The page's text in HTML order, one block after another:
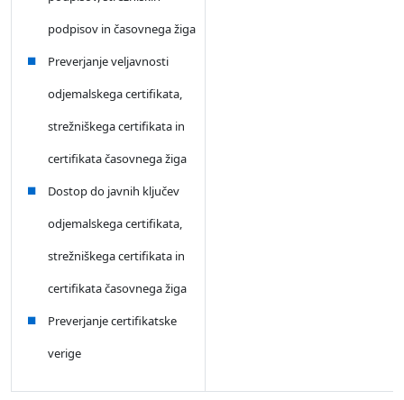
podpisov in časovnega žiga
Preverjanje veljavnosti
odjemalskega certifikata,
strežniškega certifikata in
certifikata časovnega žiga
Dostop do javnih ključev
odjemalskega certifikata,
strežniškega certifikata in
certifikata časovnega žiga
Preverjanje certifikatske
verige